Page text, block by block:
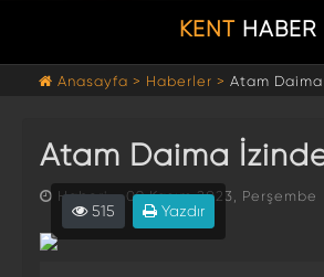
KENT HABER
Anasayfa > Haberler > Atam
Atam Daima
Haberi - 09 Kasım 2023, Perşembe
515 Yazdır